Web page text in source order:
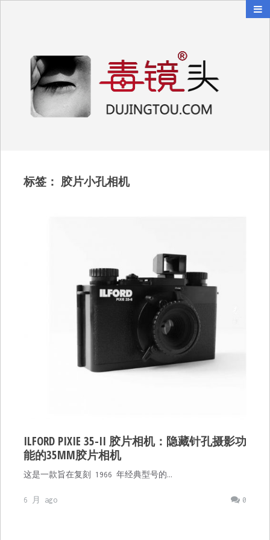
标签： 胶片小孔相机
ILFORD PIXIE 35-II 胶片相机：隐藏针孔摄影功
能的35MM胶片相机
这是一款旨在复刻 1966 年经典型号的…
0
6 月 ago